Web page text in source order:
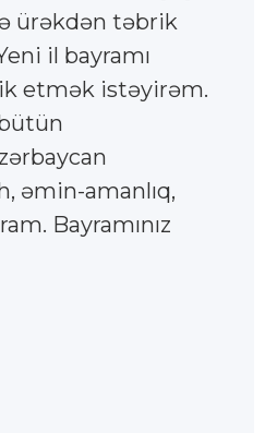
ürəkdən təbrik
il bayramı
etmək istəyirəm.
əmin-amanlıq,
Bayramınız